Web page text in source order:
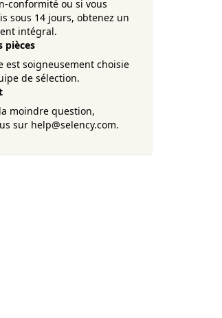
conformité ou si vous
sous 14 jours, obtenez un
intégral.
pièces
est soigneusement choisie
de sélection.
moindre question,
sur help@selency.com.